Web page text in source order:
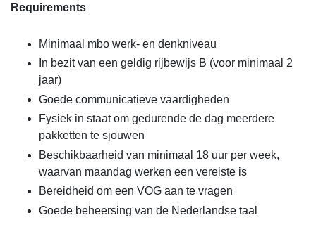
Requirements
Minimaal mbo werk- en denkniveau
In bezit van een geldig rijbewijs B (voor minimaal 2
jaar)
Goede communicatieve vaardigheden
Fysiek in staat om gedurende de dag meerdere
pakketten te sjouwen
Beschikbaarheid van minimaal 18 uur per week,
waarvan maandag werken een vereiste is
Bereidheid om een VOG aan te vragen
Goede beheersing van de Nederlandse taal